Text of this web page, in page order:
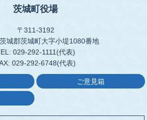
茨城町役場
〒311-3192
城郡茨城町大字小堤1080番地
029-292-1111(代表)
029-292-6748(代表)
ご意見箱